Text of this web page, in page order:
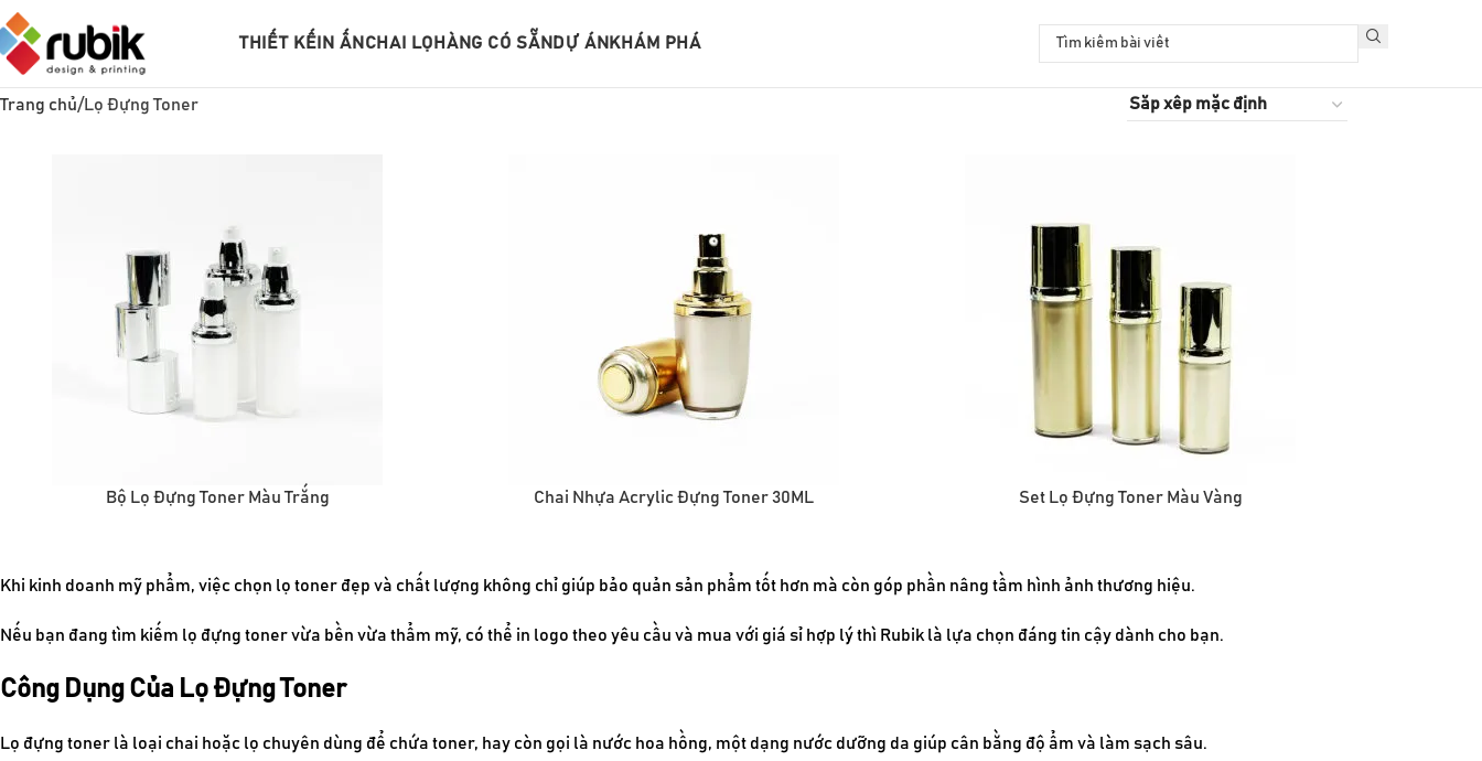
THIẾT KẾ IN ẤN CHAI LỌ HÀNG CÓ SẴN DỰ ÁN KHÁM PHÁ
Trang chủ Lọ Đựng Toner
Bộ Lọ Đựng Toner Màu Trắng Chai Nhựa Acrylic Đựng Toner 30ML Set Lọ Đựng Toner Màu Vàng
Khi kinh doanh mỹ phẩm, việc chọn lọ toner đẹp và chất lượng không chỉ giúp bảo quản sản phẩm tốt hơn mà còn góp phần nâng tầm hình ảnh thương hiệu.
Nếu bạn đang tìm kiếm lọ đựng toner vừa bền vừa thẩm mỹ, có thể in logo theo yêu cầu và mua với giá sỉ hợp lý thì Rubik là lựa chọn đáng tin cậy dành cho bạn.
Công Dụng Của Lọ Đựng Toner
Lọ đựng toner là loại chai hoặc lọ chuyên dùng để chứa toner, hay còn gọi là nước hoa hồng, một dạng nước dưỡng da giúp cân bằng độ ẩm và làm sạch sâu.